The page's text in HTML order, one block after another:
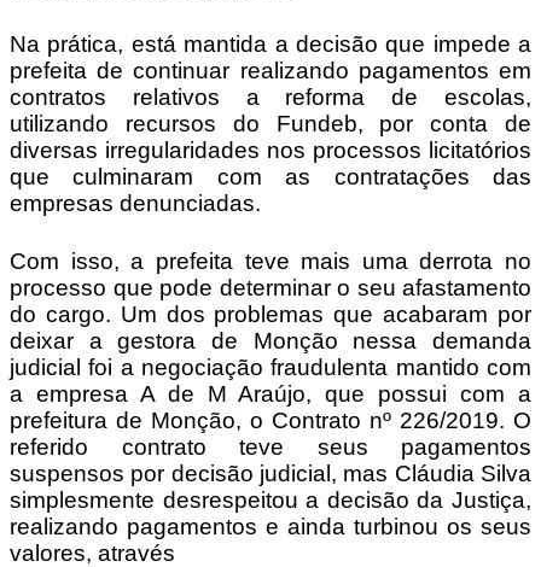
Na prática, está mantida a decisão que impede a
prefeita de continuar realizando pagamentos em
contratos relativos a reforma de escolas,
utilizando recursos do Fundeb, por conta de
diversas irregularidades nos processos licitatórios
que culminaram com as contratações das
empresas denunciadas.
Com isso, a prefeita teve mais uma derrota no
processo que pode determinar o seu afastamento
do cargo. Um dos problemas que acabaram por
deixar a gestora de Monção nessa demanda
judicial foi a negociação fraudulenta mantido com
a empresa A de M Araújo, que possui com a
prefeitura de Monção, o Contrato nº 226/2019. O
referido contrato teve seus pagamentos
suspensos por decisão judicial, mas Cláudia Silva
simplesmente desrespeitou a decisão da Justiça,
realizando pagamentos e ainda turbinou os seus
valores, através